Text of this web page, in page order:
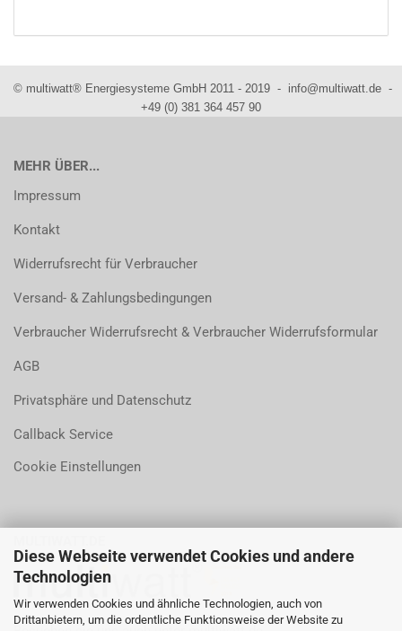
Diese Webseite verwendet Cookies und andere
Technologien
Wir verwenden Cookies und ähnliche Technologien, auch von
Drittanbietern, um die ordentliche Funktionsweise der Website zu
© multiwatt® Energiesysteme GmbH 2011 - 2019 - info@multiwatt.de -
+49 (0) 381 364 457 90
MEHR ÜBER...
Impressum
Kontakt
Widerrufsrecht für Verbraucher
Versand- & Zahlungsbedingungen
Verbraucher Widerrufsrecht & Verbraucher Widerrufsformular
AGB
Privatsphäre und Datenschutz
Callback Service
Cookie Einstellungen